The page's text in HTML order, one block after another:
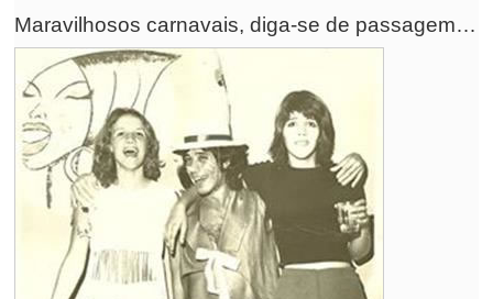
Maravilhosos carnavais, diga-se de passagem…